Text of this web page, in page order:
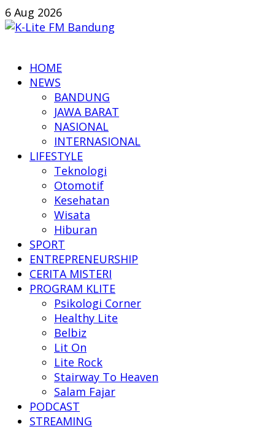
Skip
to
6 Aug 2026
Lite
Bandung
News
HOME
NEWS
BANDUNG
JAWA BARAT
NASIONAL
INTERNASIONAL
LIFESTYLE
Teknologi
Otomotif
Kesehatan
Wisata
Hiburan
SPORT
ENTREPRENEURSHIP
CERITA MISTERI
PROGRAM KLITE
Psikologi Corner
Healthy Lite
Belbiz
Lit On
Lite Rock
Stairway To Heaven
Salam Fajar
PODCAST
STREAMING